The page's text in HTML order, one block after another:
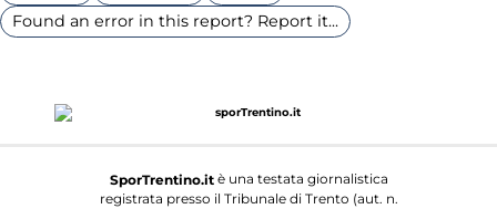
Found an error in this report? Report it...
SporTrentino.itè una testata giornalistica
registrata presso il Tribunale di Trento (aut. n.